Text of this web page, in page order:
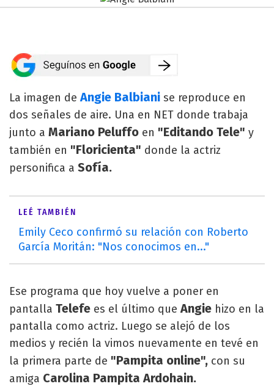
La imagen deAngie Balbiani se reproduce en
dos señales de aire. Una en NET donde trabaja
junto a Mariano Peluffo en "Editando Tele" y
también en "Floricienta" donde la actriz
personifica a Sofía.
LEÉ TAMBIÉN
Emily Ceco confirmó su relación con Roberto
García Moritán: "Nos conocimos en..."
Ese programa que hoy vuelve a poner en
pantalla Telefe es el último queAngie hizo en la
pantalla como actriz. Luego se alejó de los
medios y recién la vimos nuevamente en tevé en
la primera parte de "Pampita online", con su
amiga Carolina Pampita Ardohain.